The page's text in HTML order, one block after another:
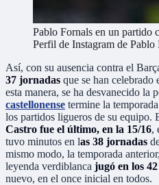
Pablo Fornals en un partido
Perfil de Instagram de Pablo
Así, con su ausencia contra el
37 jornadas que se han
esta manera, se ha desvanecido la
castellonense termine la
los partidos ligueros de su equipo.
Castro fue el último, en la 15/16,
tuvo minutos en las 38 jornadas
mismo modo, la temporada
leyenda verdiblanca jugó en los
nuevo, en el once inicial en todos.